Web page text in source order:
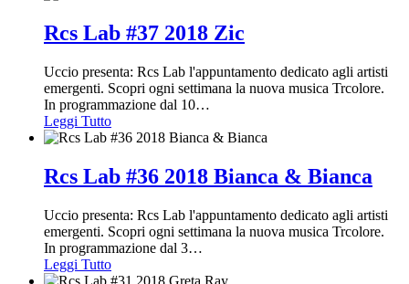
Rcs Lab #37 2018 Zic
Uccio presenta: Rcs Lab l'appuntamento dedicato agli artisti
emergenti. Scopri ogni settimana la nuova musica Trcolore.
In programmazione dal 10…
Leggi Tutto
Rcs Lab #36 2018 Bianca & Bianca
Uccio presenta: Rcs Lab l'appuntamento dedicato agli artisti
emergenti. Scopri ogni settimana la nuova musica Trcolore.
In programmazione dal 3…
Leggi Tutto